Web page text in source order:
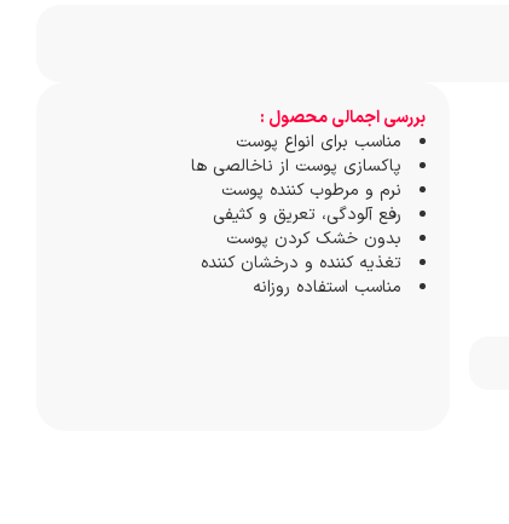
بررسی اجمالی محصول :
مناسب برای انواع پوست
پاکسازی پوست از ناخالصی ها
نرم و مرطوب کننده پوست
رفع آلودگی، تعریق و کثیفی
بدون خشک کردن پوست
تغذیه کننده و درخشان کننده
مناسب استفاده روزانه